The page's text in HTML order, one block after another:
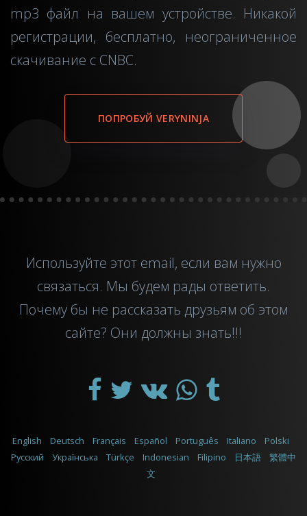
mp3 файл на вашем устройстве. Никакой
регистрации, бесплатно, неограниченное
скачивание с CNBC.
ПОПРОБУЙ VERYNINJA
Используйте этот email, если вам нужно
связаться. Мы будем рады ответить.
Почему бы не рассказать друзьям об этом
сайте? Они должны знать!!!
English Deutsch Français Español Português Italiano
Polski
Русский
Українська Türkçe Indonesian Filipino 日本語
繁體中
文